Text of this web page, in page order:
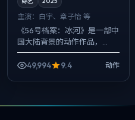
主演： 白宇、章子怡 等
《56号档案：冰河》是一部中
国大陆背景的动作作品，
2025年公映，由乌尔善执
导，白宇、章子怡、蕾雅·赛杜
49,994 9.4 动作